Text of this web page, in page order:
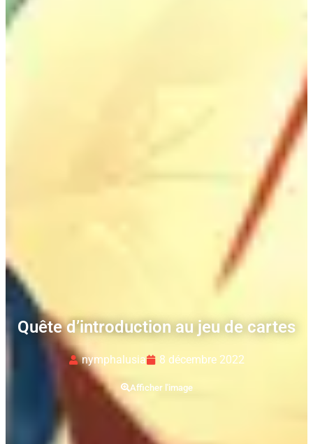
Quête d’introduction au jeu de cartes
nymphalusia 8 décembre 2022
Afficher l'image